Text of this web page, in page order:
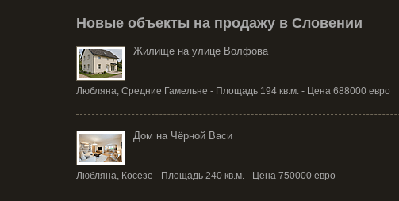
Новые объекты на продажу в Словении
Жилище на улице Волфова
Любляна, Средние Гамельне - Площадь 194 кв.м. - Цена 688000 евро
Дом на Чёрной Васи
Любляна, Косезе - Площадь 240 кв.м. - Цена 750000 евро